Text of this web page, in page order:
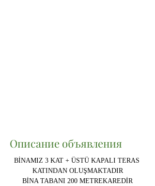
Описание объявления
BİNAMIZ 3 KAT + ÜSTÜ KAPALI TERAS
KATINDAN OLUŞMAKTADIR
BİNA TABANI 200 METREKAREDİR